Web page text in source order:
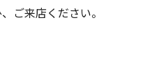
ご来店ください。